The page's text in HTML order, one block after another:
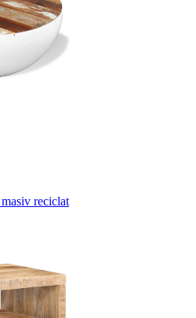
reciclat